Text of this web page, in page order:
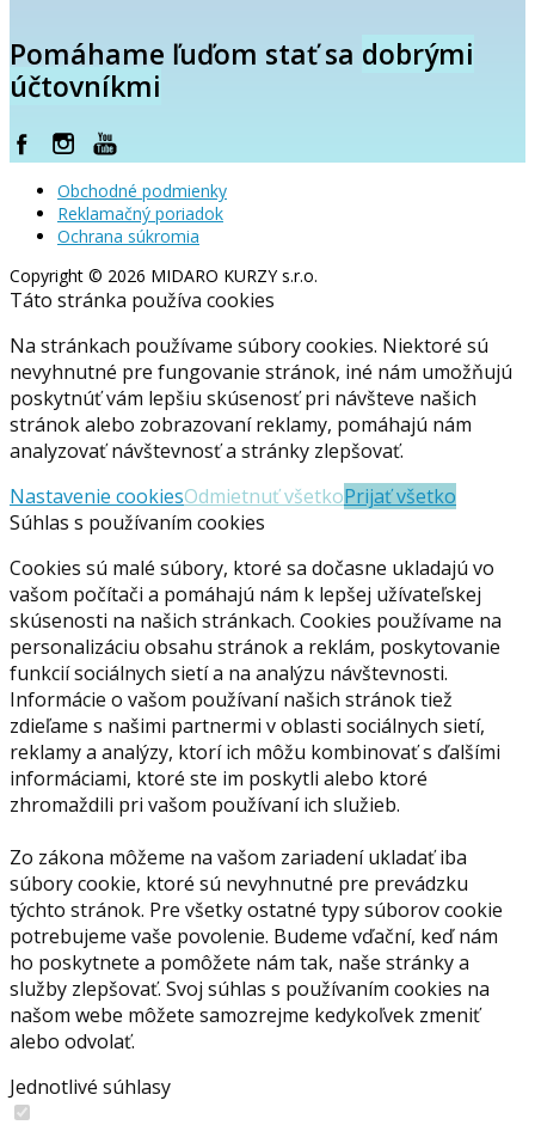
Pomáhame ľuďom stať sa dobrými
účtovníkmi
Obchodné podmienky
Reklamačný poriadok
Ochrana súkromia
Copyright © 2026 MIDARO KURZY s.r.o.
Táto stránka používa cookies
Na stránkach používame súbory cookies. Niektoré sú
nevyhnutné pre fungovanie stránok, iné nám umožňujú
poskytnúť vám lepšiu skúsenosť pri návšteve našich
stránok alebo zobrazovaní reklamy, pomáhajú nám
analyzovať návštevnosť a stránky zlepšovať.
Nastavenie cookiesOdmietnuť všetkoPrijať všetko
Súhlas s používaním cookies
Cookies sú malé súbory, ktoré sa dočasne ukladajú vo
vašom počítači a pomáhajú nám k lepšej užívateľskej
skúsenosti na našich stránkach. Cookies používame na
personalizáciu obsahu stránok a reklám, poskytovanie
funkcií sociálnych sietí a na analýzu návštevnosti.
Informácie o vašom používaní našich stránok tiež
zdieľame s našimi partnermi v oblasti sociálnych sietí,
reklamy a analýzy, ktorí ich môžu kombinovať s ďalšími
informáciami, ktoré ste im poskytli alebo ktoré
zhromaždili pri vašom používaní ich služieb.
Zo zákona môžeme na vašom zariadení ukladať iba
súbory cookie, ktoré sú nevyhnutné pre prevádzku
týchto stránok. Pre všetky ostatné typy súborov cookie
potrebujeme vaše povolenie. Budeme vďační, keď nám
ho poskytnete a pomôžete nám tak, naše stránky a
služby zlepšovať. Svoj súhlas s používaním cookies na
našom webe môžete samozrejme kedykoľvek zmeniť
alebo odvolať.
Jednotlivé súhlasy